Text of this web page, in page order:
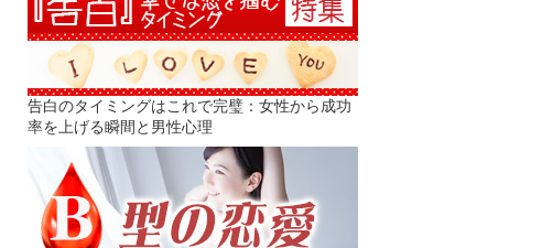
告白のタイミングはこれで完璧：女性から成功
率を上げる瞬間と男性心理